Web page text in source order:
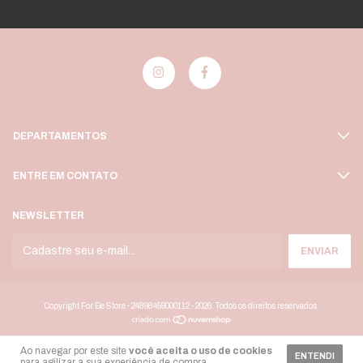
Ao navegar por este site você aceita o uso de cookies
ENTENDI
DEPARTAMENTOS
ENTRE EM CONTATO
NEWSLETTER
Copyright For Be Store - 24898459000112 - 2026. Todos os direitos reservados.